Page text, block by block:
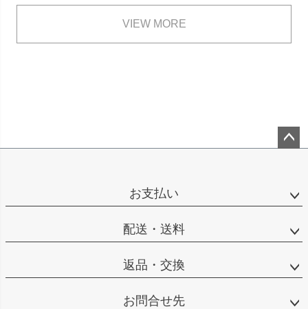
VIEW MORE
お支払い
配送・送料
返品・交換
お問合せ先